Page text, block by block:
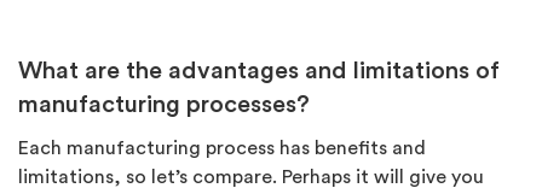
What are the advantages and limitations of
manufacturing processes?
Each manufacturing process has benefits and
limitations, so let’s compare. Perhaps it will give you